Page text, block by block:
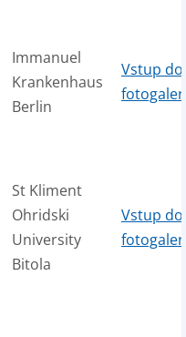
Immanuel
Krankenhaus
Berlin
Vstup do
St Kliment
Ohridski
University
Bitola
Vstup do